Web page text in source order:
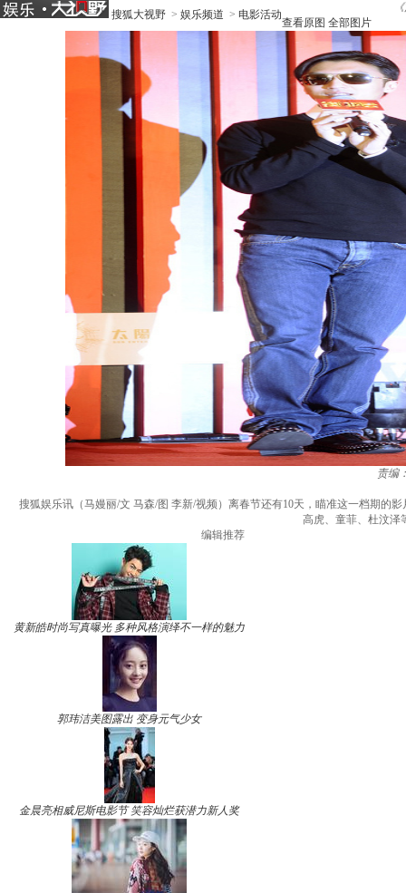
搜狐大视野 > 娱乐频道 > 电影活动
查看原图 全部图片
责编
搜狐娱乐讯（马嫚丽/文 马森/图 李新/视频）离春节还有10天，瞄准这一档期的
高虎、童菲、杜汶泽
编辑推荐
黄新皓时尚写真曝光 多种风格演绎不一样的魅力
郭玮洁美图露出 变身元气少女
金晨亮相威尼斯电影节 笑容灿烂获潜力新人奖